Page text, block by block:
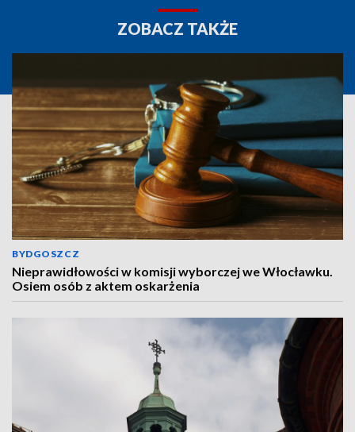
ZOBACZ TAKŻE
BYDGOSZCZ
Nieprawidłowości w komisji wyborczej we Włocławku.
Osiem osób z aktem oskarżenia